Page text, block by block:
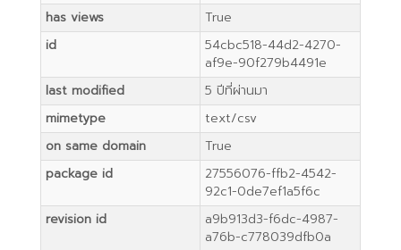
has views
True
id
54cbc518-44d2-4270-
af9e-90f279b4491e
last modified
5 ปีที่ผ่านมา
mimetype
text/csv
on same domain
True
package id
27556076-ffb2-4542-
92c1-0de7ef1a5f6c
revision id
a9b913d3-f6dc-4987-
a76b-c778039dfb0a